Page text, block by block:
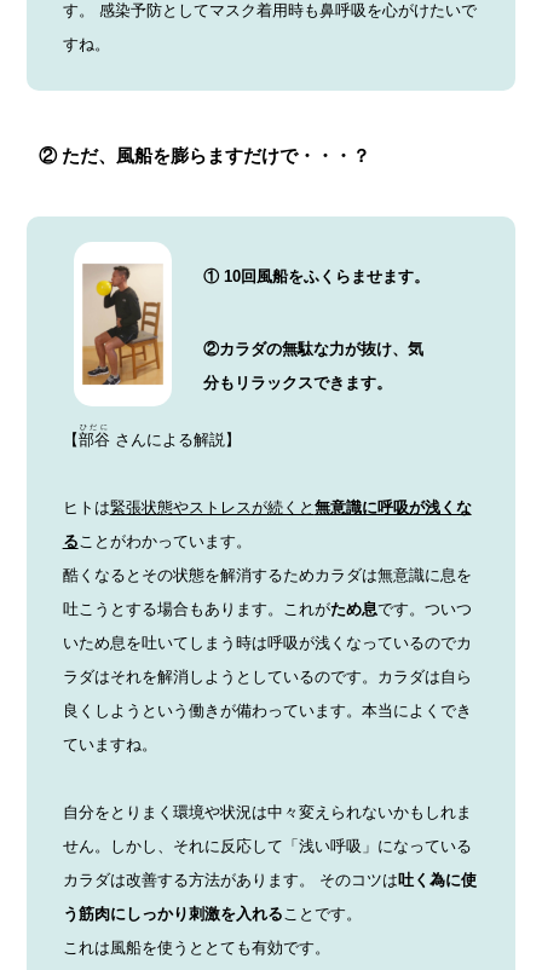
す。 感染予防としてマスク着用時も鼻呼吸を心がけたいで
すね。
② ただ、風船を膨らますだけで・・・？
① 10回風船をふくらませます。
②カラダの無駄な力が抜け、気
分もリラックスできます。
【部谷
ひだに
さんによる解説】
ヒトは緊張状態やストレスが続くと 無意識に呼吸が浅くな
ることがわかっています。
酷くなるとその状態を解消するためカラダは無意識に息を
吐こうとする場合もあります。これがため息です。ついつ
いため息を吐いてしまう時は呼吸が浅くなっているのでカ
ラダはそれを解消しようとしているのです。カラダは自ら
良くしようという働きが備わっています。本当によくでき
ていますね。
自分をとりまく環境や状況は中々変えられないかもしれま
せん。しかし、それに反応して「浅い呼吸」になっている
カラダは改善する方法があります。 そのコツは吐く為に使
う筋肉にしっかり刺激を入れることです。
これは風船を使うととても有効です。